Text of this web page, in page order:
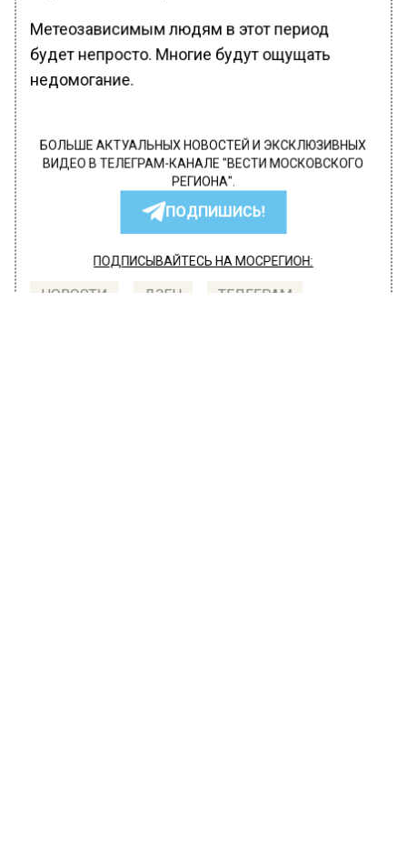
Метеозависимым людям в этот период
будет непросто. Многие будут ощущать
недомогание.
БОЛЬШЕ АКТУАЛЬНЫХ НОВОСТЕЙ И ЭКСКЛЮЗИВНЫХ
ВИДЕО В ТЕЛЕГРАМ-КАНАЛЕ "ВЕСТИ МОСКОВСКОГО
РЕГИОНА".
ПОДПИШИСЬ!
ПОДПИСЫВАЙТЕСЬ НА МОСРЕГИОН:
НОВОСТИ ДЗЕН ТЕЛЕГРАМ